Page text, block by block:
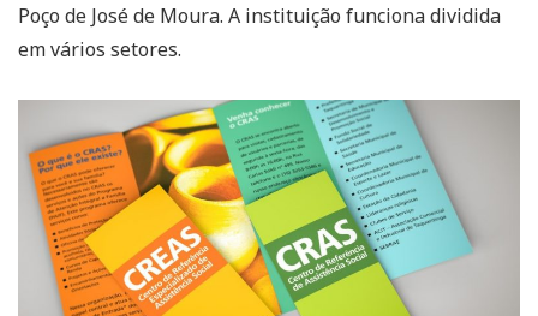
Poço de José de Moura. A instituição funciona dividida
em vários setores.